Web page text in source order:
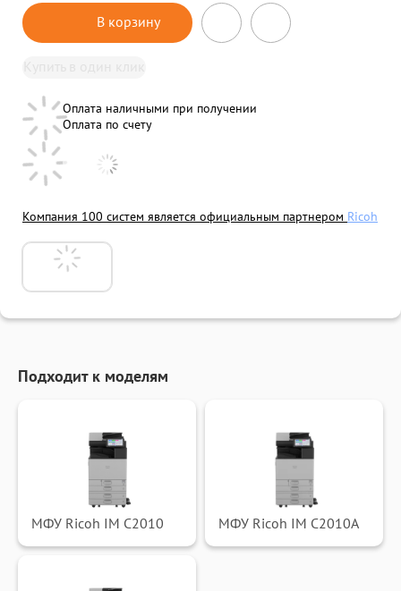
В корзину
Оплата наличными при получении
Оплата по счету
Компания 100 систем является официальным партнером Ricoh
Подходит к моделям
МФУ Ricoh IM C2010 МФУ Ricoh IM C2010A